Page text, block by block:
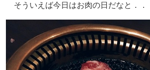
そういえば今日はお肉の日だなと．．